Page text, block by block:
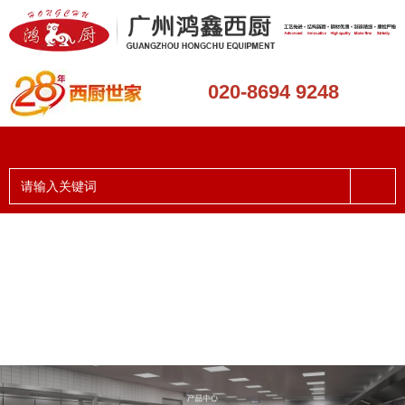
020-8694 9248